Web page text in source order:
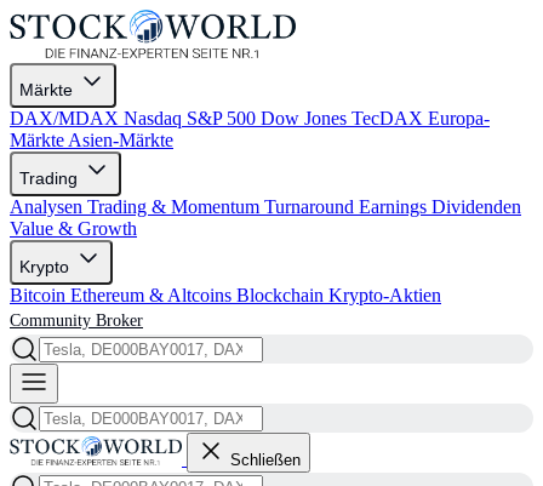
Märkte
DAX/MDAX Nasdaq S&P 500 Dow Jones TecDAX Europa-
Märkte Asien-Märkte
Trading
Analysen Trading & Momentum Turnaround Earnings Dividenden
Value & Growth
Krypto
Bitcoin Ethereum & Altcoins Blockchain Krypto-Aktien
Community Broker
Schließen